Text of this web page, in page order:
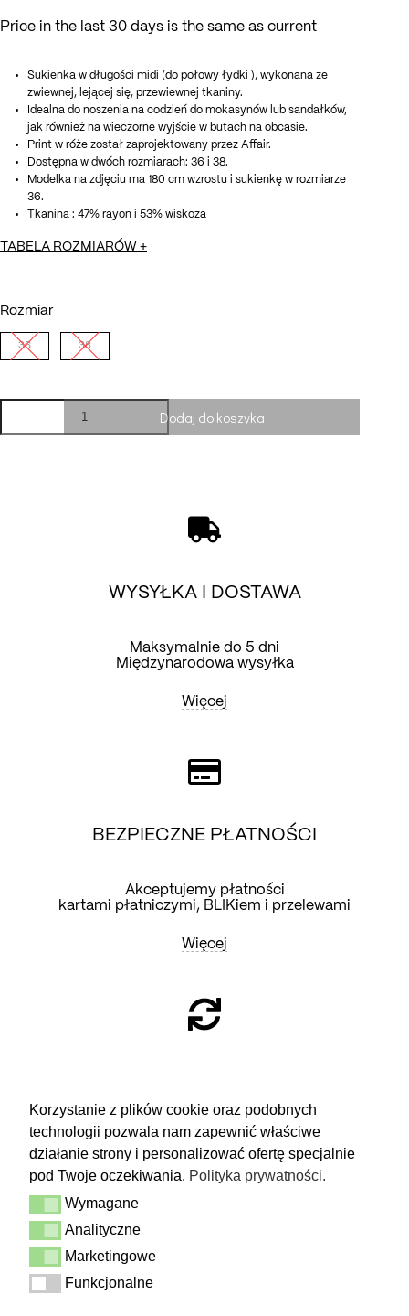
Korzystanie z plików cookie oraz podobnych
technologii pozwala nam zapewnić właściwe
działanie strony i personalizować ofertę specjalnie
pod Twoje oczekiwania. Polityka prywatności.
Wymagane
Wymagane
Analityczne
Analityczne
Marketingowe
Marketingowe
Funkcjonalne
Funkcjonalne
890,00 zł.
534,00 zł.
Price in the last 30 days is the same as current
Sukienka w długości midi (do połowy łydki ), wykonana ze
zwiewnej, lejącej się, przewiewnej tkaniny.
Idealna do noszenia na codzień do mokasynów lub sandałków,
jak również na wieczorne wyjście w butach na obcasie.
Print w róże został zaprojektowany przez Affair.
Dostępna w dwóch rozmiarach: 36 i 38.
Modelka na zdjęciu ma 180 cm wzrostu i sukienkę w rozmiarze
36.
Tkanina : 47% rayon i 53% wiskoza
TABELA ROZMIARÓW +
Długość całkowita : 126 cm
Długość rękawa : 60 cm
Obwód biustu : 90-95 cm
Długość całkowita : 126 cm
Rozmiar
36 38
ilość
Cameron
Dodaj do koszyka
WYSYŁKA I DOSTAWA
Maksymalnie do 5 dni
Międzynarodowa wysyłka
Więcej
BEZPIECZNE PŁATNOŚCI
Akceptujemy płatności
kartami płatniczymi, BLIKiem i przelewami
Więcej
Masz 14 dni na podjęcie
decyzji i spokojne rozważenie zakupu.
Więcej
Dostawa i zwrot
Kontakt
Regulamin
Polityka prywatności